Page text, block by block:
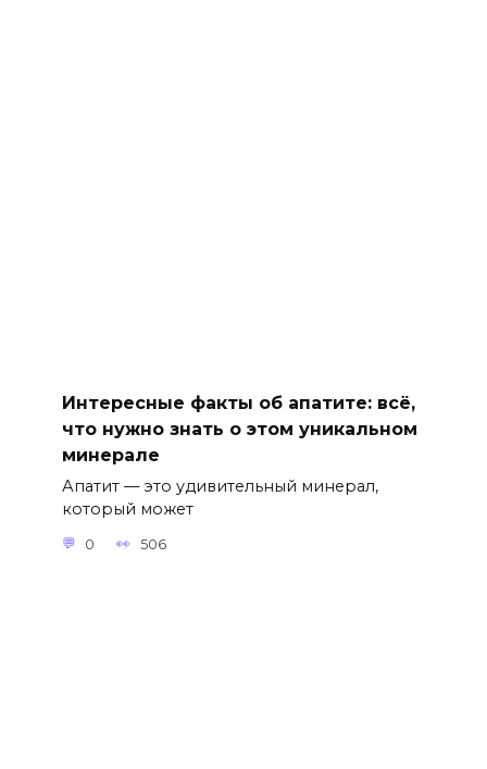
Интересные факты об апатите: всё,
что нужно знать о этом уникальном
минерале
Апатит — это удивительный минерал,
который может
0 506